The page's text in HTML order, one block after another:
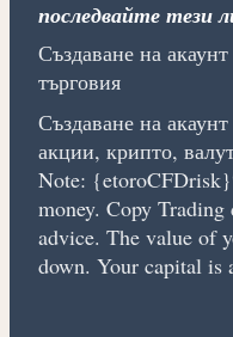
последвайте тези
Създаване на
търговия
Създаване на
акции, крипто,
Note:
money. Copy Trading
advice. The value of
down. Your capital is